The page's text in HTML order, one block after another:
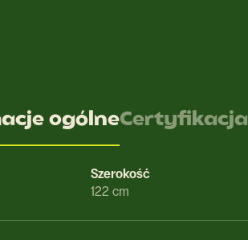
ogólneCertyfikacja
Szerokość
122 cm